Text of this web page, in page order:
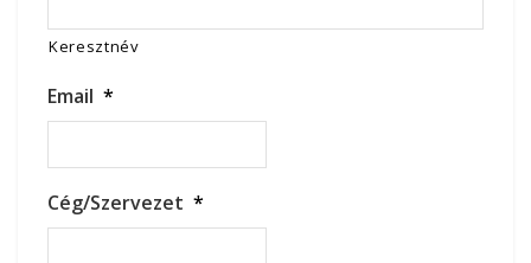
Keresztnév
Email *
Cég/Szervezet *